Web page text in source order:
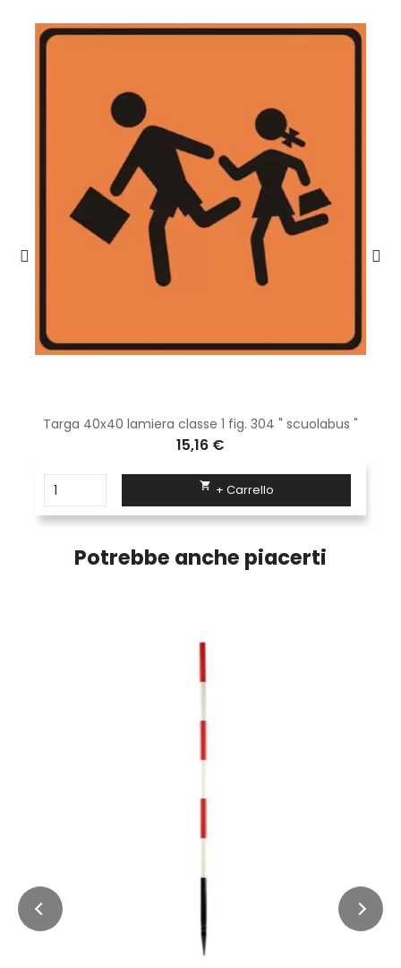
Targa 40x40 lamiera classe 1 fig. 304 " scuolabus "
15,16 €
 + Carrello
Potrebbe anche piacerti